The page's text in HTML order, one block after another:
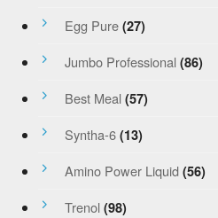
Egg Pure (27)
Jumbo Professional (86)
Best Meal (57)
Syntha-6 (13)
Amino Power Liquid (56)
Trenol (98)